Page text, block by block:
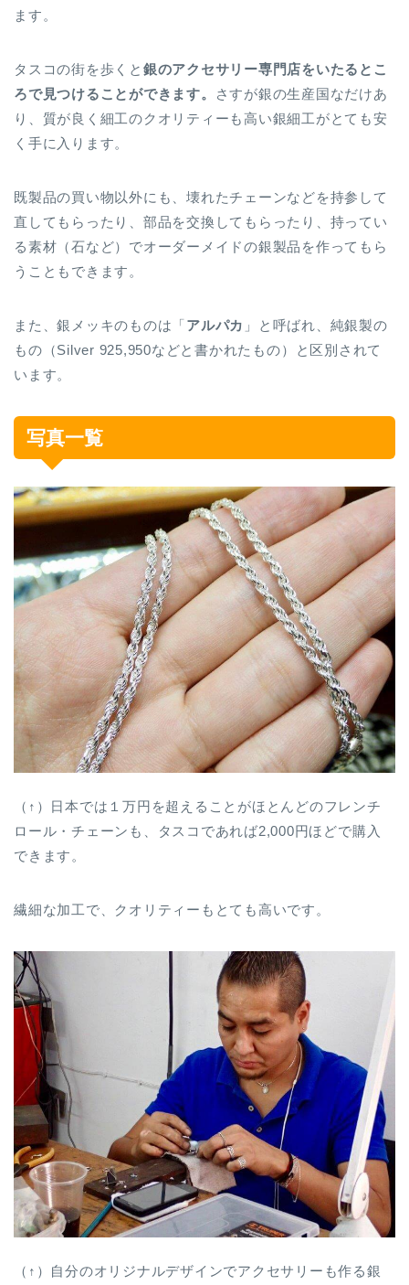
ます。
タスコの街を歩くと 銀のアクセサリー専門店をいたるとこ
ろで見つけることができます。
さすが銀の生産国なだけあ
り、質が良く細工のクオリティーも高い銀細工がとても安
く手に入ります。
既製品の買い物以外にも、壊れたチェーンなどを持参して
直してもらったり、部品を交換してもらったり、持ってい
る素材（石など）でオーダーメイドの銀製品を作ってもら
うこともできます。
また、銀メッキのものは「アルパカ 」と呼ばれ、純銀製の
もの（Silver 925,950などと書かれたもの）と区別されて
います。
写真一覧
（↑）日本では１万円を超えることがほとんどのフレンチ
ロール・チェーンも、タスコであれば2,000円ほどで購入
できます。
繊細な加工で、クオリティーもとても高いです。
（↑）自分のオリジナルデザインでアクセサリーも作る銀